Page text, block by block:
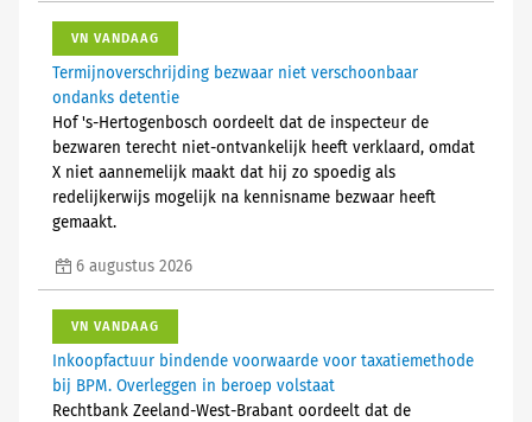
VN VANDAAG
Termijnoverschrijding bezwaar niet verschoonbaar
ondanks detentie
Hof 's-Hertogenbosch oordeelt dat de inspecteur de
bezwaren terecht niet-ontvankelijk heeft verklaard, omdat
X niet aannemelijk maakt dat hij zo spoedig als
redelijkerwijs mogelijk na kennisname bezwaar heeft
gemaakt.
6 augustus 2026
VN VANDAAG
Inkoopfactuur bindende voorwaarde voor taxatiemethode
bij BPM. Overleggen in beroep volstaat
Rechtbank Zeeland-West-Brabant oordeelt dat de